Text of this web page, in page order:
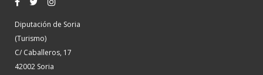
Diputación de Soria
(Turismo)
C/ Caballeros, 17
42002 Soria